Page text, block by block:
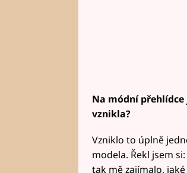
Na módní
vznikla?
Vzniklo to úplně
modela. Řekl jsem
tak mě zajímalo,